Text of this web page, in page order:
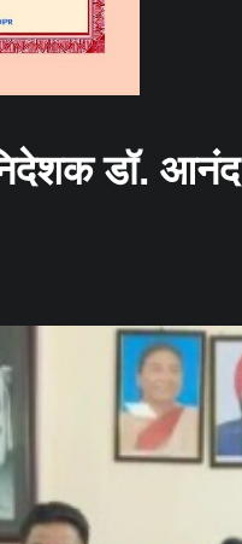
डॉ. आनंद